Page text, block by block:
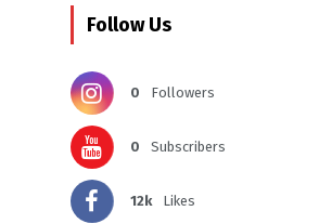
Follow Us
0 Followers
0 Subscribers
12k Likes